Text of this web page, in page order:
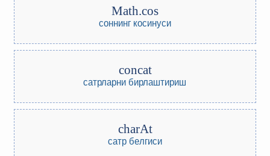
Math.cos
соннинг косинуси
concat
сатрларни бирлаштириш
charAt
сатр белгиси